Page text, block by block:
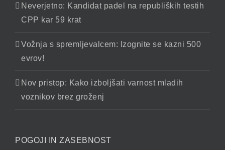
Neverjetno: Kandidat padel na republiških testih
CPP kar 59 krat
Vožnja s spremljevalcem: Izognite se kazni 500
evrov!
Nov pristop: Kako izboljšati varnost mladih
voznikov brez groženj
POGOJI IN ZASEBNOST